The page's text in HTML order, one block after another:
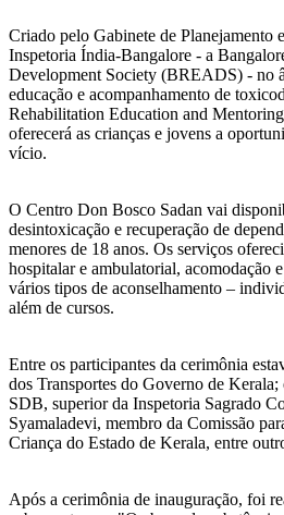
Criado pelo Gabinete de Planejamento
Inspetoria Índia-Bangalore - a
Development Society (BREADS) - no
educação e acompanhamento de
Rehabilitation Education and
oferecerá as crianças e jovens a
vício.
O Centro Don Bosco Sadan vai
desintoxicação e recuperação de
menores de 18 anos. Os serviços
hospitalar e ambulatorial, acomodação
vários tipos de aconselhamento –
além de cursos.
Entre os participantes da cerimônia
dos Transportes do Governo de
SDB, superior da Inspetoria Sagrado
Syamaladevi, membro da Comissão
Criança do Estado de Kerala, entre
Após a cerimônia de inauguração, foi